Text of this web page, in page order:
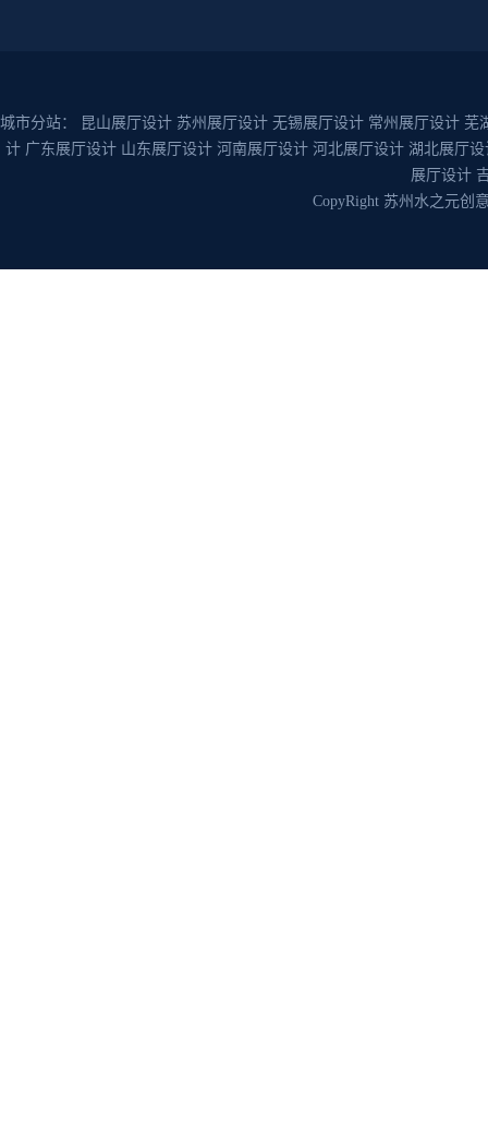
城市分站： 昆山展厅设计 苏州展厅设计 无锡展厅设计 常州展厅设计 芜
计 广东展厅设计 山东展厅设计 河南展厅设计 河北展厅设计 湖北展厅设
展厅设计
CopyRight 苏州水之元创